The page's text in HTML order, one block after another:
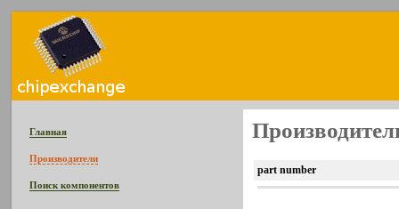
Главная
Производители
Поиск компонентов
part number